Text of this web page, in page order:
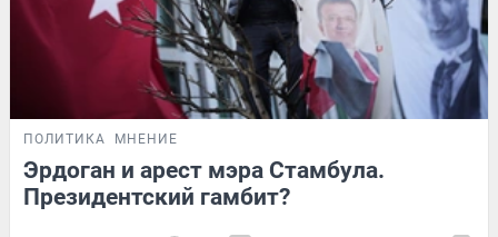
ПОЛИТИКА МНЕНИЕ
Эрдоган и арест мэра Стамбула.
Президентский гамбит?